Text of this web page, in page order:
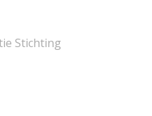
Stichting